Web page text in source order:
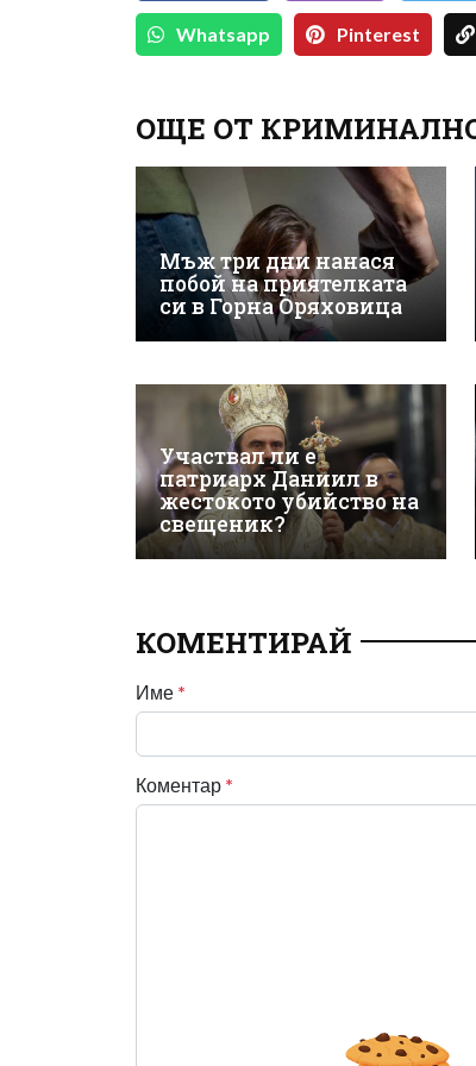
Whatsapp Pinterest
ОЩЕ ОТ
Мъж три дни нанася
побой на приятелката
си в Горна Оряховица
Участвал ли е
патриарх Даниил в
жестокото убийство на
свещеник?
КОМЕНТИРАЙ
Име *
Коментар *